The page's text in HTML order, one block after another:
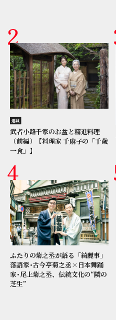
連載
武者小路千家のお盆と精進料理
（前編）【料理家 千麻子の「千歳
一食」】
ふたりの菊之丞が語る「綺麗事」
落語家･古今亭菊之丞×日本舞踊
家･尾上菊之丞、伝統文化の“隣の
芝生”